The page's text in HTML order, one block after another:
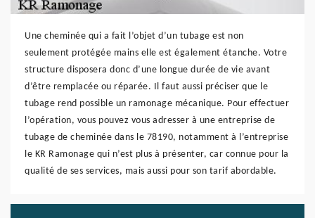
Une cheminée qui a fait l’objet d’un tubage est non
seulement protégée mains elle est également étanche. Votre
structure disposera donc d’une longue durée de vie avant
d’être remplacée ou réparée. Il faut aussi préciser que le
tubage rend possible un ramonage mécanique. Pour effectuer
l’opération, vous pouvez vous adresser à une entreprise de
tubage de cheminée dans le 78190, notamment à l’entreprise
le KR Ramonage qui n’est plus à présenter, car connue pour la
qualité de ses services, mais aussi pour son tarif abordable.